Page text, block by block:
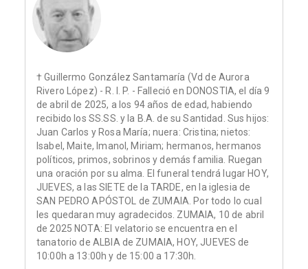
† Guillermo González Santamaría (Vd de Aurora
Rivero López) - R. I. P. - Falleció en DONOSTIA, el día 9
de abril de 2025, a los 94 años de edad, habiendo
recibido los SS.SS. y la B.A. de su Santidad. Sus hijos:
Juan Carlos y Rosa María; nuera: Cristina; nietos:
Isabel, Maite, Imanol, Miriam; hermanos, hermanos
políticos, primos, sobrinos y demás familia. Ruegan
una oración por su alma. El funeral tendrá lugar HOY,
JUEVES, a las SIETE de la TARDE, en la iglesia de
SAN PEDRO APÓSTOL de ZUMAIA. Por todo lo cual
les quedaran muy agradecidos. ZUMAIA, 10 de abril
de 2025 NOTA: El velatorio se encuentra en el
tanatorio de ALBIA de ZUMAIA, HOY, JUEVES de
10:00h a 13:00h y de 15:00 a 17:30h.